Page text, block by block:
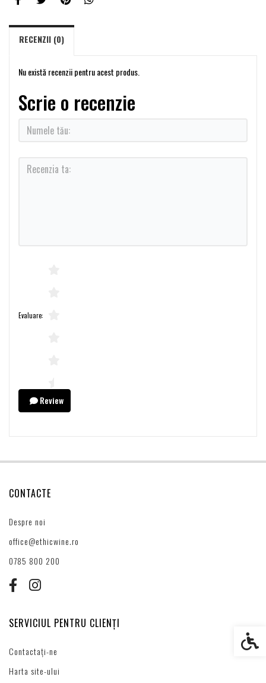
RECENZII (0)
Nu există recenzii pentru acest produs.
Scrie o recenzie
Evaluare:
Review
CONTACTE
Despre noi
office@ethicwine.ro
0785 800 200
SERVICIUL PENTRU CLIENȚI
Contactați-ne
Harta site-ului
Setări